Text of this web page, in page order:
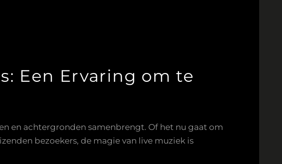
Een Ervaring om te
en achtergronden samenbrengt. Of het nu gaat om
bezoekers, de magie van live muziek is